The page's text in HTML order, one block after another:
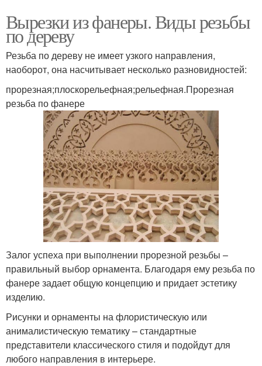
Вырезки из фанеры. Виды резьбы
по дереву
Резьба по дереву не имеет узкого направления,
наоборот, она насчитывает несколько разновидностей:
прорезная;плоскорельефная;рельефная.Прорезная
резьба по фанере
Залог успеха при выполнении прорезной резьбы –
правильный выбор орнамента. Благодаря ему резьба по
фанере задает общую концепцию и придает эстетику
изделию.
Рисунки и орнаменты на флористическую или
анималистическую тематику – стандартные
представители классического стиля и подойдут для
любого направления в интерьере.